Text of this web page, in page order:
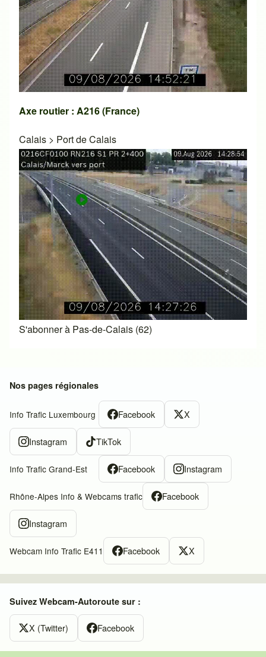
Axe routier : A216 (France)
Calais > Port de Calais
S'abonner à Pas-de-Calais (62)
Nos pages régionales
Info Trafic Luxembourg Facebook X
Instagram TikTok
Info Trafic Grand-Est Facebook Instagram
Rhône-Alpes Info & Webcams trafic Facebook
Instagram
Webcam Info Trafic E411 Facebook X
Suivez Webcam-Autoroute sur :
X (Twitter) Facebook